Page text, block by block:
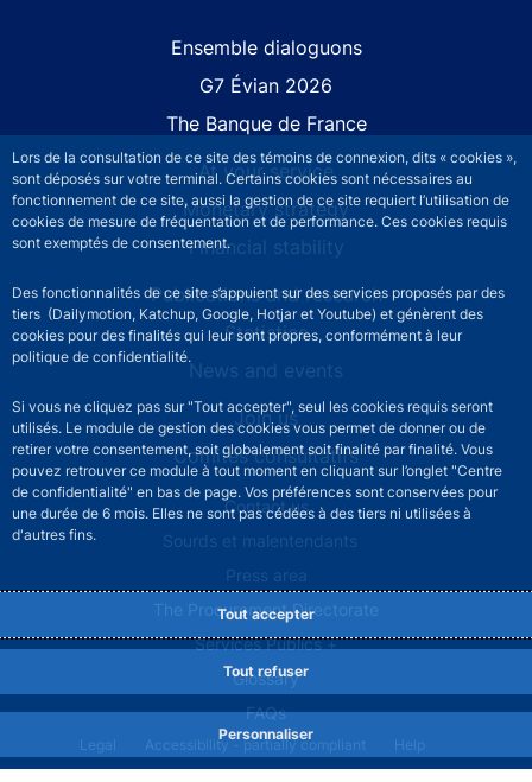
Lors de la consultation de ce site des témoins de connexion, dits « cookies »,
sont déposés sur votre terminal. Certains cookies sont nécessaires au
fonctionnement de ce site, aussi la gestion de ce site requiert l’utilisation de
cookies de mesure de fréquentation et de performance. Ces cookies requis
sont exemptés de consentement.
Des fonctionnalités de ce site s’appuient sur des services proposés par des
tiers (Dailymotion, Katchup, Google, Hotjar et Youtube) et génèrent des
cookies pour des finalités qui leur sont propres, conformément à leur
politique de confidentialité.
Si vous ne cliquez pas sur "Tout accepter", seul les cookies requis seront
utilisés. Le module de gestion des cookies vous permet de donner ou de
retirer votre consentement, soit globalement soit finalité par finalité. Vous
pouvez retrouver ce module à tout moment en cliquant sur l’onglet "Centre
de confidentialité" en bas de page. Vos préférences sont conservées pour
une durée de 6 mois. Elles ne sont pas cédées à des tiers ni utilisées à
d'autres fins.
Tout accepter
Tout refuser
Personnaliser
Ensemble dialoguons
G7 Évian 2026
The Banque de France
At your service
Monetary strategy
Financial stability
Publications and research
Statistics
News and events
Join us
Comités consultatifs
Footer secondary menuContact us
Sourds et malentendants
Press area
The Procurement Directorate
Services Publics +
Glossary
FAQs
Footer legal notice menu
Legal Accessibility - partially compliant
Help